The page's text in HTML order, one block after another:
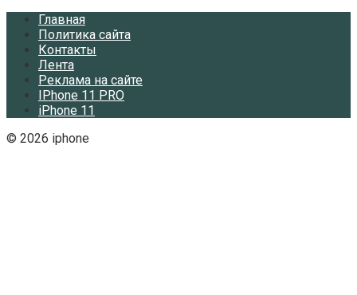
Главная
Политика сайта
Контакты
Лента
Реклама на сайте
IPhone 11 PRO
iPhone 11
© 2026 iphone